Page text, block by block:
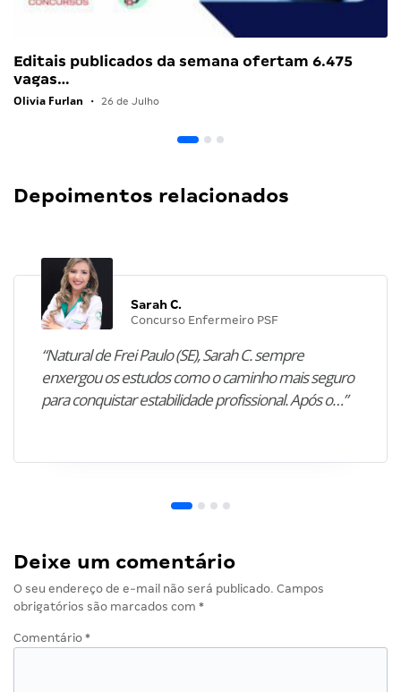
Editais publicados da semana ofertam 6.475
vagas…
Olivia Furlan • 26 de Julho
Depoimentos relacionados
Sarah C.
Concurso Enfermeiro PSF
“Natural de Frei Paulo (SE), Sarah C. sempre
enxergou os estudos como o caminho mais seguro
para conquistar estabilidade profissional. Após o…”
Deixe um comentário
O seu endereço de e-mail não será publicado. Campos
obrigatórios são marcados com *
Comentário *